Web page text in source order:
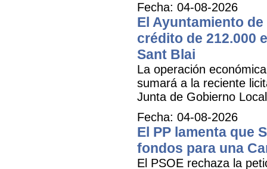
Fecha: 04-08-2026
El Ayuntamiento
crédito de 212.000
Sant Blai
La operación
sumará a la reciente
Junta de Gobierno
Fecha: 04-08-2026
El PP lamenta que
fondos para una
El PSOE rechaza la